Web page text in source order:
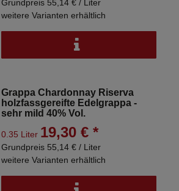
Grundpreis 55,14 € / Liter
weitere Varianten erhältlich
Grappa Chardonnay Riserva
holzfassgereifte Edelgrappa -
sehr mild 40% Vol.
0.35 Liter 19,30 € *
Grundpreis 55,14 € / Liter
weitere Varianten erhältlich